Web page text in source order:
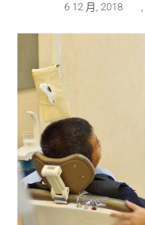
6 12 月, 2018 ,